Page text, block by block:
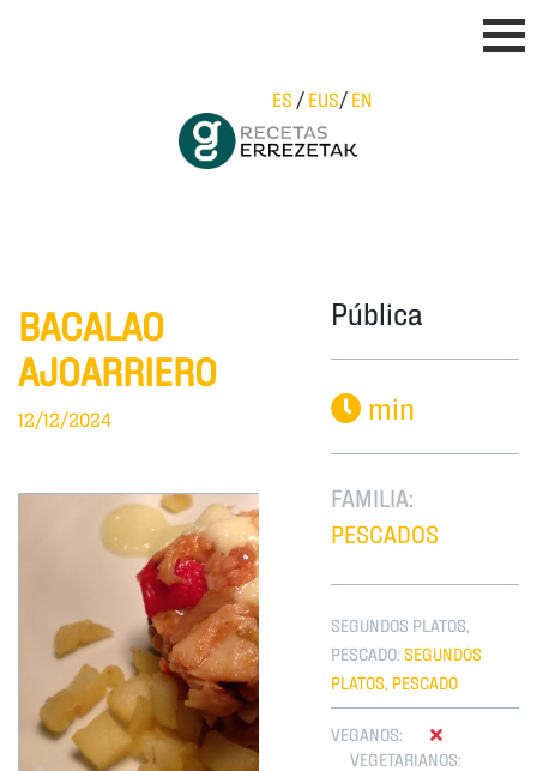
ES / EUS/ EN
BACALAO
AJOARRIERO
12/12/2024
Pública
min
FAMILIA:
PESCADOS
SEGUNDOS PLATOS,
PESCADO: SEGUNDOS
PLATOS, PESCADO
VEGANOS:
VEGETARIANOS: